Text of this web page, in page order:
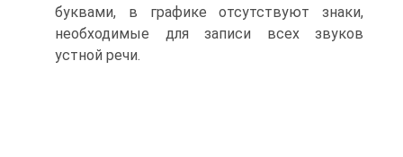
буквами, в графике отсутствуют знаки,
необходимые для записи всех звуков
устной речи.